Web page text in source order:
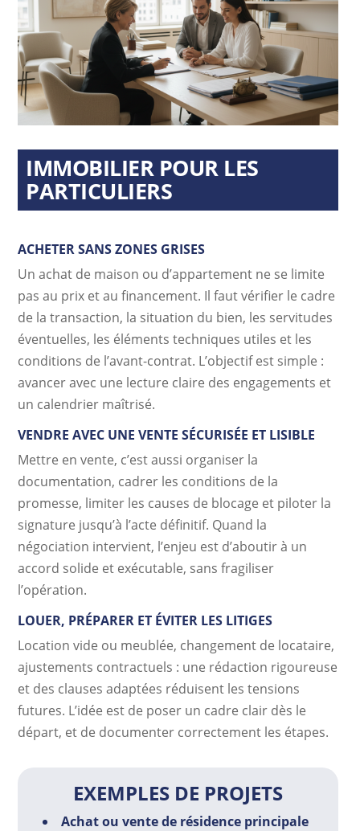
IMMOBILIER POUR LES
PARTICULIERS
ACHETER SANS ZONES GRISES
Un achat de maison ou d’appartement ne se limite
pas au prix et au financement. Il faut vérifier le cadre
de la transaction, la situation du bien, les servitudes
éventuelles, les éléments techniques utiles et les
conditions de l’avant-contrat. L’objectif est simple :
avancer avec une lecture claire des engagements et
un calendrier maîtrisé.
VENDRE AVEC UNE VENTE SÉCURISÉE ET LISIBLE
Mettre en vente, c’est aussi organiser la
documentation, cadrer les conditions de la
promesse, limiter les causes de blocage et piloter la
signature jusqu’à l’acte définitif. Quand la
négociation intervient, l’enjeu est d’aboutir à un
accord solide et exécutable, sans fragiliser
l’opération.
LOUER, PRÉPARER ET ÉVITER LES LITIGES
Location vide ou meublée, changement de locataire,
ajustements contractuels : une rédaction rigoureuse
et des clauses adaptées réduisent les tensions
futures. L’idée est de poser un cadre clair dès le
départ, et de documenter correctement les étapes.
EXEMPLES DE PROJETS
Achat ou vente de résidence principale